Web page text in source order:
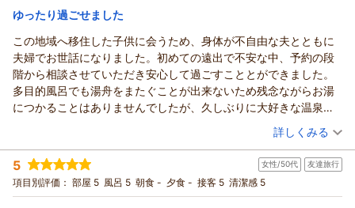
ホテル緑清荘からの返信
この度は当ホテルにご宿泊頂き誠に有難うございます。
また口コミにもご投稿頂き重ねて御礼申し上げます。
これからもお客様にご満足いただける要スタッフ一同精進して
まいります。
機会がございましたら別の季節にも足をお運びくださいませ。
またのお越しをお待ちしております。
（返信日：2026/08/06）
ゆったり過ごせました
この地域へ移住した子供に会うため、身体が不自由な夫とともに
夫婦でお世話になりました。初めての遠出で不安な中、予約の段
階から相談させていただき安心して過ごすこととができました。
多目的風呂でも湯舟をまたぐことが出来ないため残念ながらお湯
につかることはありませんでしたが、久しぶりに大好きな温泉を
かけ湯できたので大変喜んでおりました。部屋も広く動きやすく
て落ち着いて過ごせました。朝食もおいしく、二泊でもお米の朝
とパンの朝のアレンジができたので満足です。お野菜も新鮮。ミ
ニ（？）トマトが特に美味しく思いました。夕食はセットしませ
んでしたが、到着日の夕飯を外のお店で食べようとしましたが、
（投稿日：2026/08/04）
宿泊時期： 2026年07月宿泊 (夫婦旅行)
投稿者： おのっちさん
宿泊プラン： 朝食付きプラン ≪駐車場無料≫ ツイン
宿泊価格帯： 9,001～10,000円(大人一人あたり/税込)
詳しくみる
5 女性/50代 友達旅行
項目別評価： 部屋 5 風呂 5 朝食 - 夕食 - 接客 5 清潔感 5